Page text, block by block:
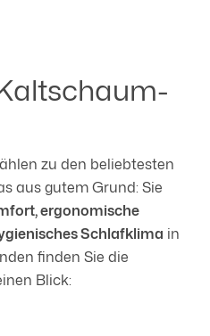
zu den beliebtesten
aus gutem Grund: Sie
ergonomische
Schlafklima in
finden Sie die
Blick: